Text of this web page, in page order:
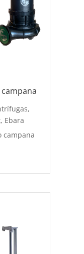
,
, Ebara
campana